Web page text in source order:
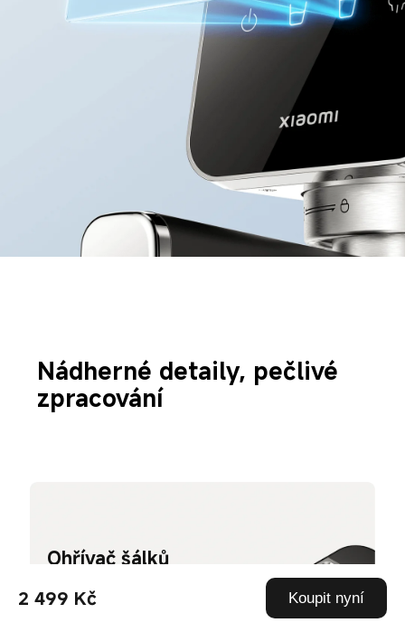
2 499 Kč Koupit nyní
Nádherné detaily, pečlivé
zpracování
Ohřívač šálků
oceli navrchu